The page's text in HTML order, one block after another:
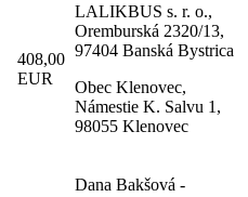
408,00
EUR
LALIKBUS s. r. o.,
Oremburská 2320/13,
97404 Banská Bystrica
Obec Klenovec,
Námestie K. Salvu 1,
98055 Klenovec
Dana Bakšová -